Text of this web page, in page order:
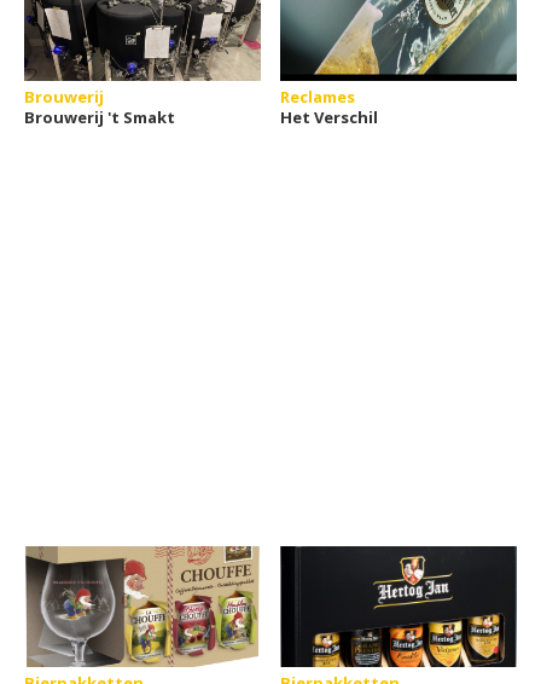
Brouwerij
Brouwerij 't Smakt
Reclames
Het Verschil